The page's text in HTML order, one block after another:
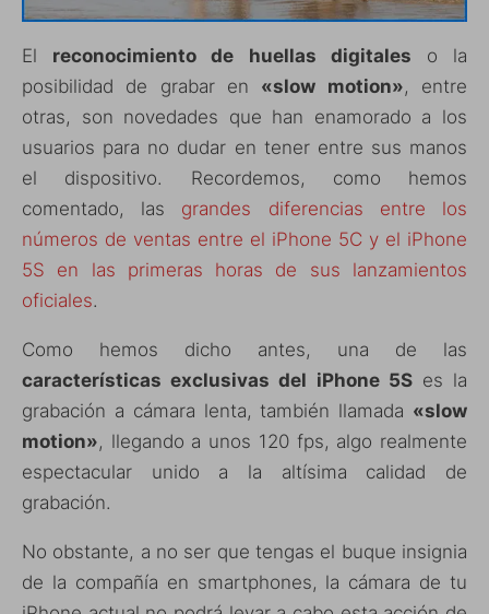
El reconocimiento de huellas digitales o la
posibilidad de grabar en «slow motion», entre
otras, son novedades que han enamorado a los
usuarios para no dudar en tener entre sus manos
el dispositivo. Recordemos, como hemos
comentado, las grandes diferencias entre los
números de ventas entre el iPhone 5C y el iPhone
5S en las primeras horas de sus lanzamientos
oficiales.
Como hemos dicho antes, una de las
características exclusivas del iPhone 5Ses la
grabación a cámara lenta, también llamada «slow
motion», llegando a unos 120 fps, algo realmente
espectacular unido a la altísima calidad de
grabación.
No obstante, a no ser que tengas el buque insignia
de la compañía en smartphones, la cámara de tu